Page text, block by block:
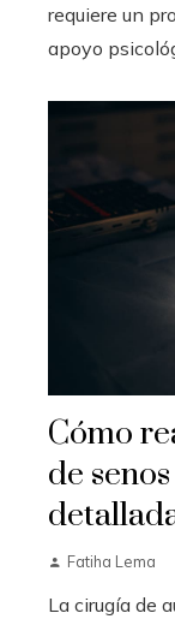
requiere un
apoyo
Cómo
de
Fatiha Lema
La cirugía de